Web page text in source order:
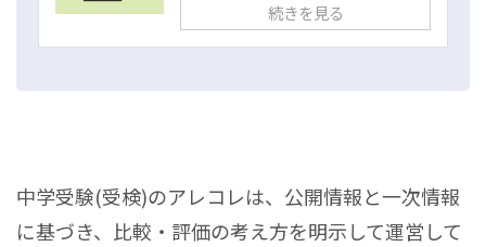
続きを見る
中学受験(受検)のアレコレは、公開情報と一次情報
に基づき、比較・評価の考え方を明示して運営して